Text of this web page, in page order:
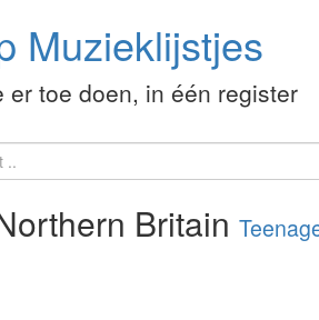
Muzieklijstjes
er toe doen, in één register
Britain